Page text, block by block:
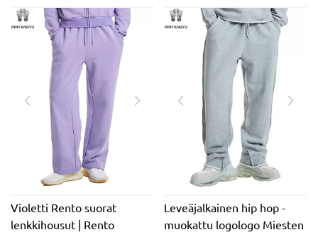
jalka puuvillaneulottu Track
Jogger collegehousut
miehille
Violetti Rento suorat
lenkkihousut | Rento
Leveäjalkainen hip hop -
muokattu logologo Miesten